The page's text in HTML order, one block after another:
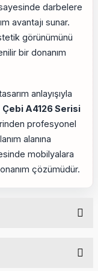
darbelere
avantajı sunar.
görünümünü
bir donanım
anlayışıyla
Çebi A4126 Serisi
profesyonel
alanına
mobilyalara
çözümüdür.